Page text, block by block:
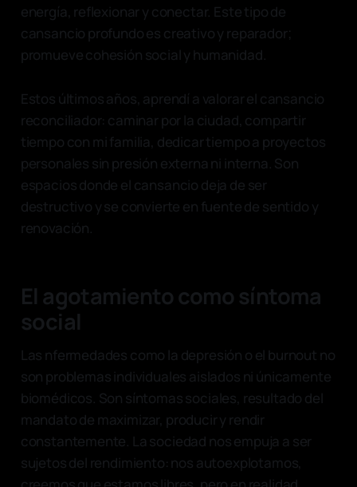
energía, reflexionar y conectar. Este tipo de
cansancio profundo es creativo y reparador;
promueve cohesión social y humanidad.
Estos últimos años, aprendí a valorar el cansancio
reconciliador: caminar por la ciudad, compartir
tiempo con mi familia, dedicar tiempo a proyectos
personales sin presión externa ni interna. Son
espacios donde el cansancio deja de ser
destructivo y se convierte en fuente de sentido y
renovación.
El agotamiento como síntoma
social
Las nfermedades como la depresión o el burnout no
son problemas individuales aislados ni únicamente
biomédicos. Son síntomas sociales, resultado del
mandato de maximizar, producir y rendir
constantemente. La sociedad nos empuja a ser
sujetos del rendimiento: nos autoexplotamos,